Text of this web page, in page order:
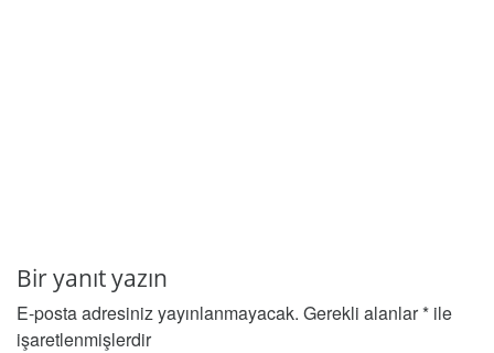
Bir yanıt yazın
E-posta adresiniz yayınlanmayacak. Gerekli alanlar* ile
işaretlenmişlerdir